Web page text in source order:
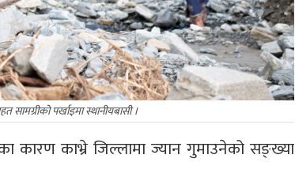
पर्खाइमा स्थानीयबासी ।
कारण काभ्रे जिल्लामा ज्यान गुमाउनेको सङ्ख्या